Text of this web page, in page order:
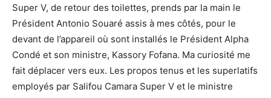
Super V, de retour des toilettes, prends par la main le
Président Antonio Souaré assis à mes côtés, pour le
devant de l’appareil où sont installés le Président Alpha
Condé et son ministre, Kassory Fofana. Ma curiosité me
fait déplacer vers eux. Les propos tenus et les superlatifs
employés par Salifou Camara Super V et le ministre